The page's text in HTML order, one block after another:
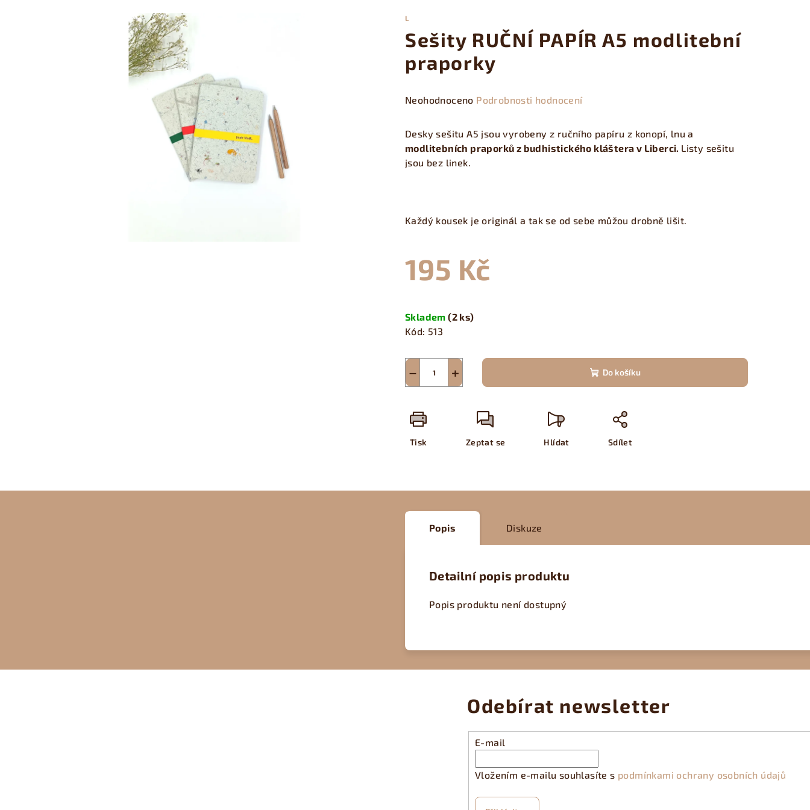
L
Sešity RUČNÍ PAPÍR A5 modlitební
praporky
Průměrné
produktu
0,0
z
Neohodnoceno Podrobnosti hodnocení
Desky sešitu A5 jsou vyrobeny z ručního papíru z konopí, lnu a
modlitebních praporků z budhistického kláštera v Liberci. Listy sešitu
jsou bez linek.
Každý kousek je originál a tak se od sebe můžou drobně lišit.
195 Kč
cena:
Skladem(2 ks)
Kód: 513
+
− Do košíku
Tisk Zeptat se Hlídat Sdílet
Popis Diskuze
Detailní popis produktu
Popis produktu není dostupný
Odebírat newsletter
E-mail
Vložením e-mailu souhlasíte s podmínkami ochrany osobních údajů